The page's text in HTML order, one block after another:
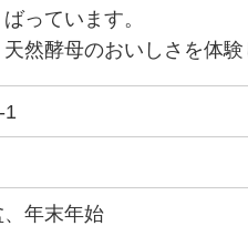
ばっています。
天然酵母のおいしさを体験
1
年末年始